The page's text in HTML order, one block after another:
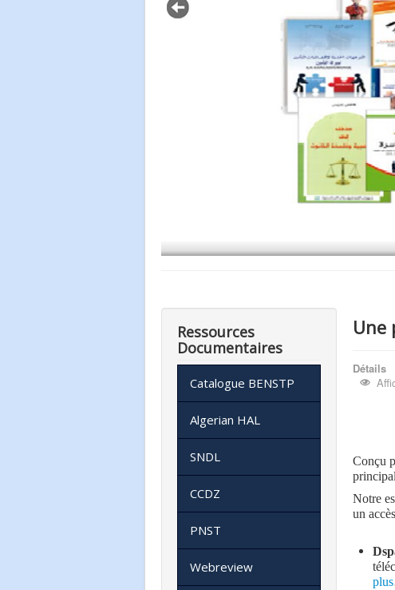
Ressources
Documentaires
Catalogue BENSTP
Algerian HAL
SNDL
CCDZ
PNST
Webreview
Une
Détails
Conçu
Notre
un
plus